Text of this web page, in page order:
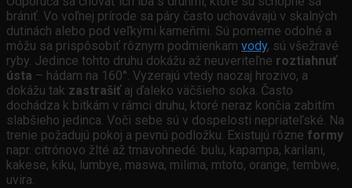
brániť. Vo voľnej prírode sa páry často uchovávajú v skalných
dutinách alebo pod veľkými kameňmi. Sú pomerne odolné a
môžu sa prispôsobiť rôznym podmienkam vody, sú všežravé
ryby. Jedince tohto druhu dokážu až neuveriteľne roztiahnuť
ústa – hádam na 160°. Vyzerajú vtedy naozaj hrozivo, a
dokážu tak zastrašiťaj ďaleko väčšieho soka. Často
dochádza k bitkám v rámci druhu, ktoré neraz končia zabitím
slabšieho jedinca. Voči sebe sú v dospelosti nepriateľské. Na
trenie požadujú pokoj a pevnú podložku. Existujú rôzne formy
napr. citrónovo žlté až tmavohnedé: bulu, kapampa, karilani,
kakese, kiku, lumbye, maswa, milima, mtoto, orange, tembwe,
uvira.